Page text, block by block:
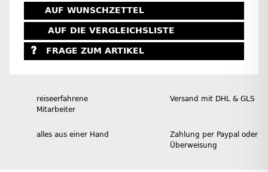
AUF WUNSCHZETTEL
AUF DIE VERGLEICHSLISTE
FRAGE ZUM ARTIKEL
reiseerfahrene
Mitarbeiter
Versand mit DHL & GLS
alles aus einer Hand
Zahlung per Paypal oder
Überweisung